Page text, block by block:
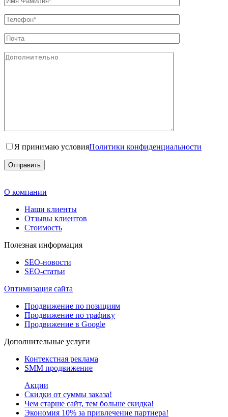
Я принимаю условияПолитики конфиденциальности
О компании
Наши клиенты
Отзывы клиентов
Стоимость
Полезная информация
SEO-новости
SEO-cтатьи
Оптимизация сайта
Продвижение по позициям
Продвижение по трафику
Продвижение в Google
Дополнительные услуги
Контекстная реклама
SMM продвижение
Акции
Скидки от суммы заказа!
Чем старше сайт, тем больше скидка!
Экономия 10% за привлечение партнера!